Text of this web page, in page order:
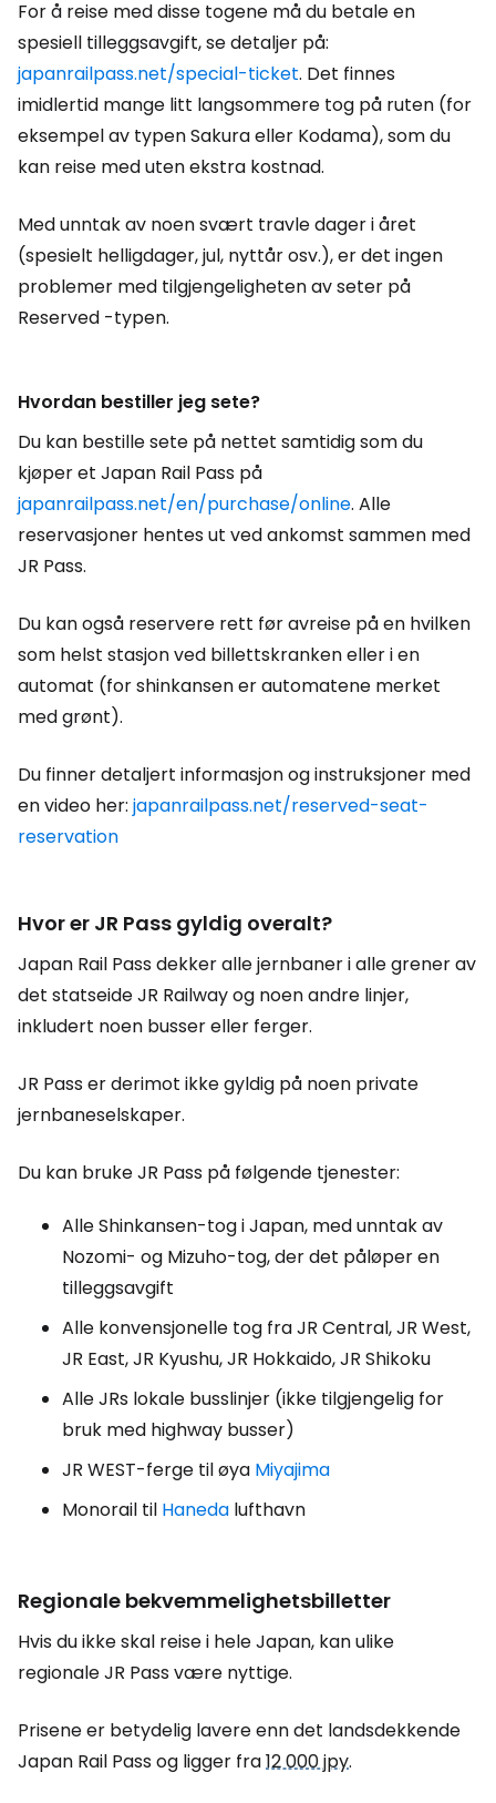
For å reise med disse togene må du betale en
spesiell tilleggsavgift, se detaljer på:
japanrailpass.net/special-ticket. Det finnes
imidlertid mange litt langsommere tog på ruten (for
eksempel av typen Sakura eller Kodama), som du
kan reise med uten ekstra kostnad.
Med unntak av noen svært travle dager i året
(spesielt helligdager, jul, nyttår osv.), er det ingen
problemer med tilgjengeligheten av seter på
Reserved -typen.
Hvordan bestiller jeg sete?
Du kan bestille sete på nettet samtidig som du
kjøper et Japan Rail Pass på
japanrailpass.net/en/purchase/online. Alle
reservasjoner hentes ut ved ankomst sammen med
JR Pass.
Du kan også reservere rett før avreise på en hvilken
som helst stasjon ved billettskranken eller i en
automat (for shinkansen er automatene merket
med grønt).
Du finner detaljert informasjon og instruksjoner med
en video her: japanrailpass.net/reserved-seat-
reservation
Hvor er JR Pass gyldig overalt?
Japan Rail Pass dekker alle jernbaner i alle grener av
det statseide JR Railway og noen andre linjer,
inkludert noen busser eller ferger.
JR Pass er derimot ikke gyldig på noen private
jernbaneselskaper.
Du kan bruke JR Pass på følgende tjenester:
Alle Shinkansen-tog i Japan, med unntak av
Nozomi- og Mizuho-tog, der det påløper en
tilleggsavgift
Alle konvensjonelle tog fra JR Central, JR West,
JR East, JR Kyushu, JR Hokkaido, JR Shikoku
Alle JRs lokale busslinjer (ikke tilgjengelig for
bruk med highway busser)
JR WEST-ferge til øya Miyajima
Monorail til Haneda lufthavn
Regionale bekvemmelighetsbilletter
Hvis du ikke skal reise i hele Japan, kan ulike
regionale JR Pass være nyttige.
Prisene er betydelig lavere enn det landsdekkende
Japan Rail Pass og ligger fra12 000 jpy.